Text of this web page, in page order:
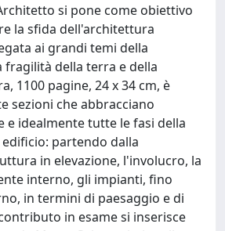
si pone come obiettivo
la sfida dell'architettura
ai grandi temi della
fragilità della terra e della
1100 pagine, 24 x 34 cm, è
sezioni che abbracciano
e idealmente tutte le fasi della
partendo dalla
in elevazione, l'involucro, la
interno, gli impianti, fino
in termini di paesaggio e di
in esame si inserisce